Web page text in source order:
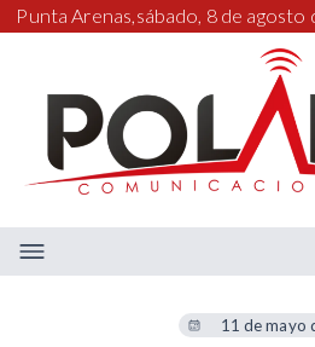
Punta Arenas,sábado, 8 de agosto
11 de mayo